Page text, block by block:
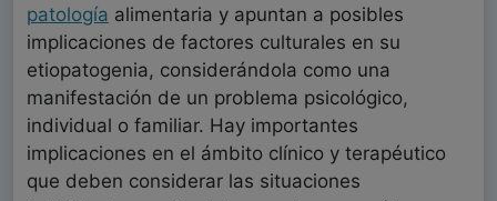
patología alimentaria y apuntan a posibles
implicaciones de factores culturales en su
etiopatogenia, considerándola como una
manifestación de un problema psicológico,
individual o familiar. Hay importantes
implicaciones en el ámbito clínico y terapéutico
que deben considerar las situaciones